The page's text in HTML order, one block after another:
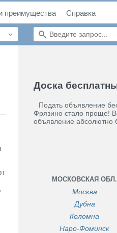
преимущества Справка
Доска
Подать объявление
Фрязино стало проще!
объявление абсолютно
МОСКОВСКАЯ ОБЛ.
Москва
Дубна
Коломна
Наро-Фоминск